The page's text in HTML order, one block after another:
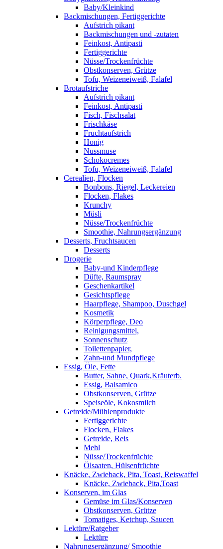
Baby/Kleinkind
Backmischungen, Fertiggerichte
Aufstrich pikant
Backmischungen und -zutaten
Feinkost, Antipasti
Fertiggerichte
Nüsse/Trockenfrüchte
Obstkonserven, Grütze
Tofu, Weizeneiweiß, Falafel
Brotaufstriche
Aufstrich pikant
Feinkost, Antipasti
Fisch, Fischsalat
Frischkäse
Fruchtaufstrich
Honig
Nussmuse
Schokocremes
Tofu, Weizeneiweiß, Falafel
Cerealien, Flocken
Bonbons, Riegel, Leckereien
Flocken, Flakes
Krunchy
Müsli
Nüsse/Trockenfrüchte
Smoothie, Nahrungsergänzung
Desserts, Fruchtsaucen
Desserts
Drogerie
Baby-und Kinderpflege
Düfte, Raumspray
Geschenkartikel
Gesichtspflege
Haarpflege, Shampoo, Duschgel
Kosmetik
Körperpflege, Deo
Reinigungsmittel,
Sonnenschutz
Toilettenpapier,
Zahn-und Mundpflege
Essig, Öle, Fette
Butter, Sahne, Quark,Kräuterb.
Essig, Balsamico
Obstkonserven, Grütze
Speiseöle, Kokosmilch
Getreide/Mühlenprodukte
Fertiggerichte
Flocken, Flakes
Getreide, Reis
Mehl
Nüsse/Trockenfrüchte
Ölsaaten, Hülsenfrüchte
Knäcke, Zwieback, Pita, Toast, Reiswaffel
Knäcke, Zwieback, Pita,Toast
Konserven, im Glas
Gemüse im Glas/Konserven
Obstkonserven, Grütze
Tomatiges, Ketchup, Saucen
Lektüre/Ratgeber
Lektüre
Nahrungsergänzung/ Smoothie